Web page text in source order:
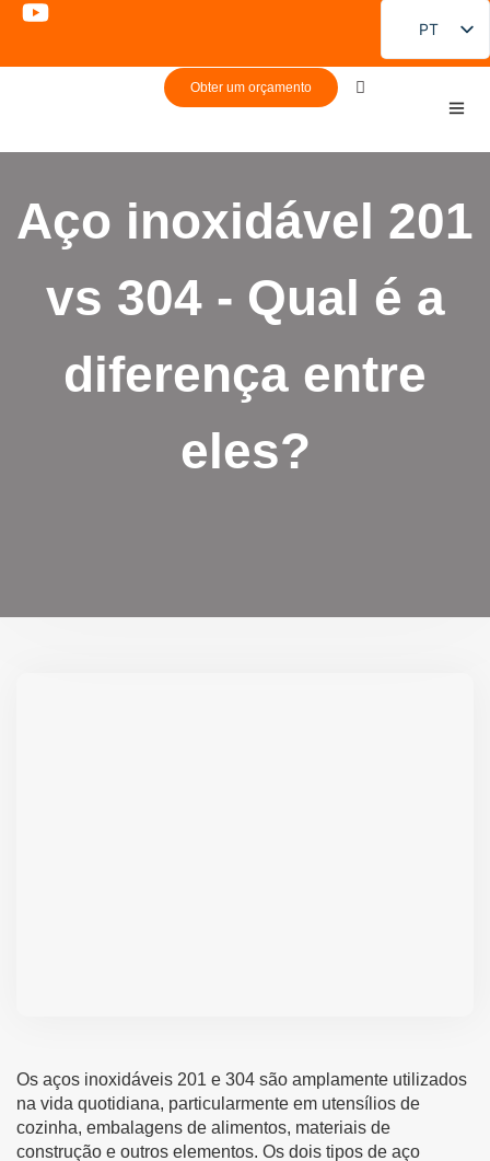
PT
EN
RU
Obter um orçamento
Aço inoxidável 201
vs 304 - Qual é a
diferença entre
eles?
Os aços inoxidáveis 201 e 304 são amplamente utilizados
na vida quotidiana, particularmente em utensílios de
cozinha, embalagens de alimentos, materiais de
construção e outros elementos. Os dois tipos de aço